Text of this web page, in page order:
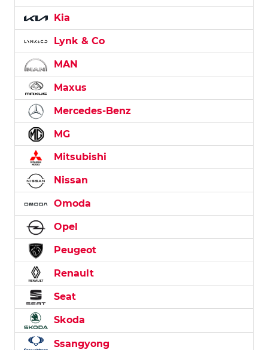
Kia
Lynk & Co
MAN
Maxus
Mercedes-Benz
MG
Mitsubishi
Nissan
Omoda
Opel
Peugeot
Renault
Seat
Skoda
Ssangyong